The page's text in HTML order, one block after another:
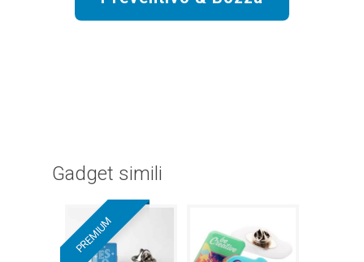
Gadget simili
PREMIUM